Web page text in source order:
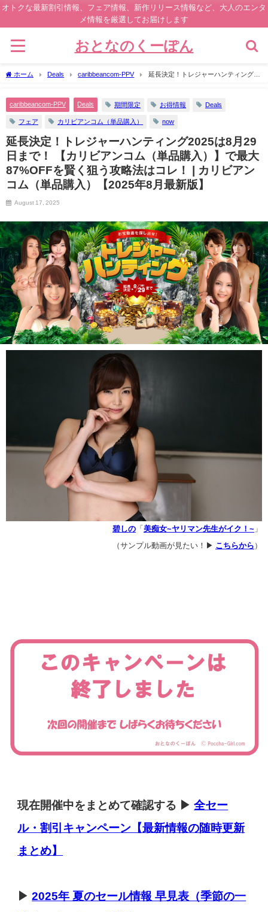
オトクな最新割引情報、フェア情報、新作リリース情報など、大人のエンタ
メ情報を厳選してお届けします
おとなのくーぽん
ホーム Deals caribbeancom-PPV
延長決定！トレジャーハンティング
caribbeancom-PPV
Deals 期間限定 お得情報 Deals
フェア カリビアンコム（単品購入） now
延長決定！トレジャーハンティング2025は8月29
日まで！ 【カリビアンコム（単品購入）】で最大
87%OFFを賢く狙う攻略法はコレ！ | カリビアン
コム（単品購入）【2025年8月最新版】
August 17, 2025
碧しの 「 美痴女~ヤリマン先生がイク！~ 」
（サンプル動画が見たい！▶ こちらから ）
現在開催中をまとめて確認する ▶全セー
ル・割引キャンペーン【最新情報の随時更新
まとめ】
▶2025年 夏のセール情報 早見表（季節の一